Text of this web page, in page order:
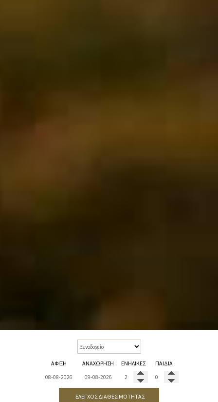
ΆΦΙΞΗ ΑΝΑΧΏΡΗΣΗ ΕΝΉΛΙΚΕΣ ΠΑΙΔΙΆ
ΈΛΕΓΧΟΣ ΔΙΑΘΕΣΙΜΌΤΗΤΑΣ